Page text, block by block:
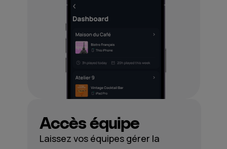
Accès équipe
Laissez vos équipes gérer la